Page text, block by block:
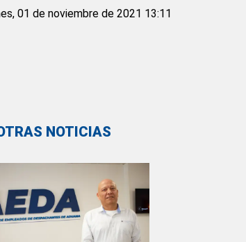
01 de noviembre de 2021 13:11
NOTICIAS